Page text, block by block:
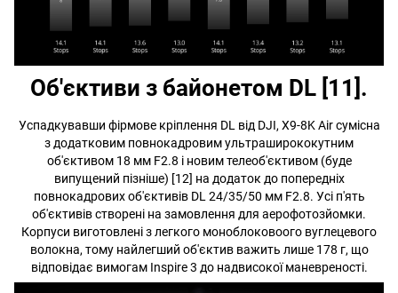
Об'єктиви з байонетом DL [11].
Успадкувавши фірмове кріплення DL від DJI, X9-8K Air сумісна
з додатковим повнокадровим ультраширококутним
об'єктивом 18 мм F2.8 і новим телеоб'єктивом (буде
випущений пізніше) [12] на додаток до попередніх
повнокадрових об'єктивів DL 24/35/50 мм F2.8. Усі п'ять
об'єктивів створені на замовлення для аерофотозйомки.
Корпуси виготовлені з легкого моноблоковоого вуглецевого
волокна, тому найлегший об'єктив важить лише 178 г, що
відповідає вимогам Inspire 3 до надвисокої маневреності.